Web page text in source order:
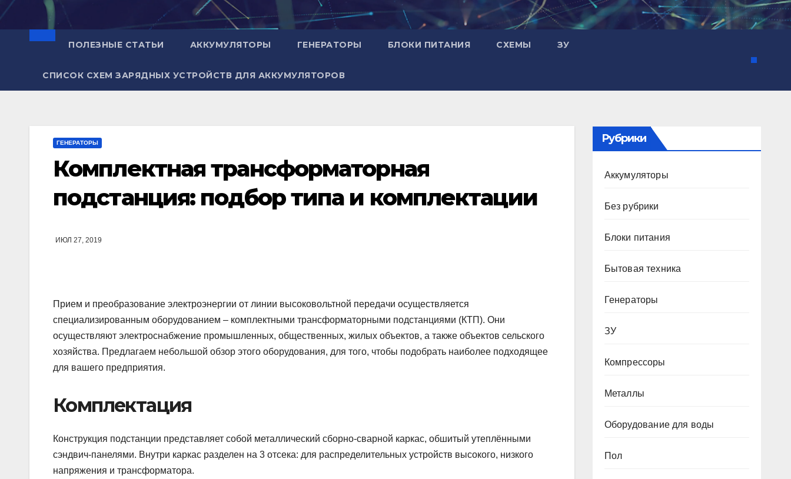
Перейти
содержимому
ПОЛЕЗНЫЕ СТАТЬИ АККУМУЛЯТОРЫ ГЕНЕРАТОРЫ БЛОКИ ПИТАНИЯ СХЕМЫ ЗУ
СПИСОК СХЕМ ЗАРЯДНЫХ УСТРОЙСТВ ДЛЯ АККУМУЛЯТОРОВ
ГЕНЕРАТОРЫ
Комплектная трансформаторная
подстанция: подбор типа и комплектации
ИЮЛ 27, 2019
Прием и преобразование электроэнергии от линии высоковольтной передачи осуществляется
специализированным оборудованием – комплектными трансформаторными подстанциями (КТП). Они
осуществляют электроснабжение промышленных, общественных, жилых объектов, а также объектов сельского
хозяйства. Предлагаем небольшой обзор этого оборудования, для того, чтобы подобрать наиболее подходящее
для вашего предприятия.
Комплектация
Конструкция подстанции представляет собой металлический сборно-сварной каркас, обшитый утеплёнными
сэндвич-панелями. Внутри каркас разделен на 3 отсека: для распределительных устройств высокого, низкого
напряжения и трансформатора.
Рубрики
Аккумуляторы
Без рубрики
Блоки питания
Бытовая техника
Генераторы
ЗУ
Компрессоры
Металлы
Оборудование для воды
Пол